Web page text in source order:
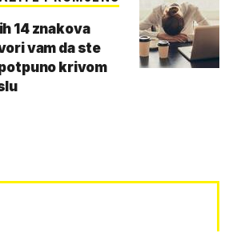
14 znakova
vam da ste
krivom